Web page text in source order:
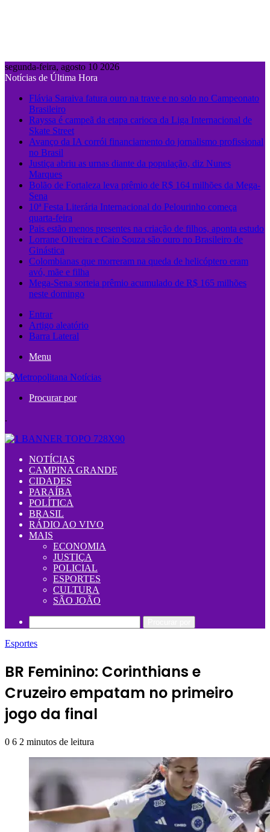
segunda-feira, agosto 10 2026
Notícias de Última Hora
Flávia Saraiva fatura ouro na trave e no solo no Campeonato
Brasileiro
Rayssa é campeã da etapa carioca da Liga Internacional de
Skate Street
Avanço da IA corrói financiamento do jornalismo profissional
no Brasil
Justiça abriu as urnas diante da população, diz Nunes
Marques
Bolão de Fortaleza leva prêmio de R$ 164 milhões da Mega-
Sena
10ª Festa Literária Internacional do Pelourinho começa
quarta-feira
Pais estão menos presentes na criação de filhos, aponta estudo
Lorrane Oliveira e Caio Souza são ouro no Brasileiro de
Ginástica
Colombianas que morreram na queda de helicóptero eram
avó, mãe e filha
Mega-Sena sorteia prêmio acumulado de R$ 165 milhões
neste domingo
Entrar
Artigo aleatório
Barra Lateral
Menu
Procurar por
.
NOTÍCIAS
CAMPINA GRANDE
CIDADES
PARAÍBA
POLÍTICA
BRASIL
RÁDIO AO VIVO
MAIS
ECONOMIA
JUSTIÇA
POLICIAL
ESPORTES
CULTURA
SÃO JOÃO
Esportes
BR Feminino: Corinthians e
Cruzeiro empatam no primeiro
jogo da final
0 6 2 minutos de leitura